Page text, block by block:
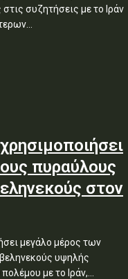
συζητήσεις με το Ιράν
πυραύλους
στον
μεγάλο μέρος των
υψηλής
με το Ιράν,...